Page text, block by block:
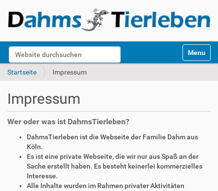
Website durchsuchen
k
Toggle
Startseite Impressum
Impressum
Wer oder was ist DahmsTierleben?
DahmsTierleben ist die Webseite der Familie Dahm aus
Köln.
Es ist eine private Webseite, die wir nur aus Spaß an der
Sache erstellt haben. Es besteht keinerlei kommerzielles
Interesse.
Alle Inhalte wurden im Rahmen privater Aktivitäten